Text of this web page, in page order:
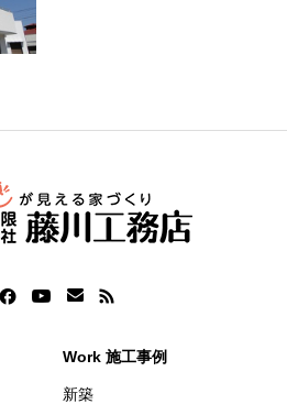
Work 施工事例
新築